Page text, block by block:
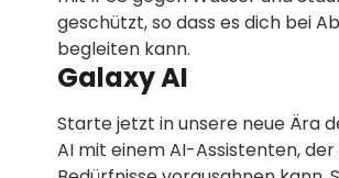
geschützt, so dass es dich bei
begleiten kann.
Galaxy AI
Starte jetzt in unsere neue Ära
AI mit einem AI-Assistenten, der